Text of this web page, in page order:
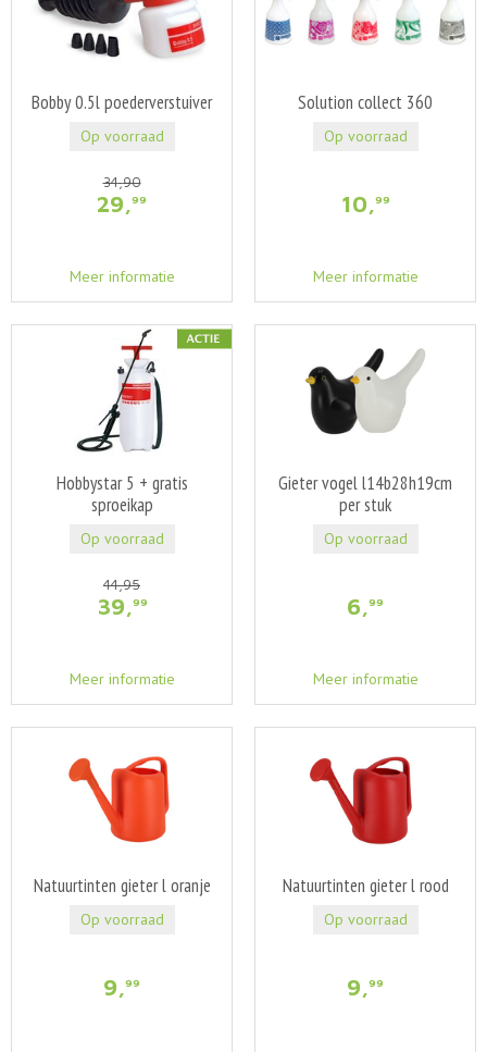
Bobby 0.5l poederverstuiver
34,90
29,99
Meer informatie
Op voorraad
Solution collect 360
10,99
Meer informatie
Op voorraad
Hobbystar 5 + gratis
sproeikap
44,95
39,99
Meer informatie
Op voorraad
Gieter vogel l14b28h19cm
per stuk
6,99
Meer informatie
Op voorraad
Natuurtinten gieter l oranje
9,99
Op voorraad
Natuurtinten gieter l rood
9,99
Op voorraad